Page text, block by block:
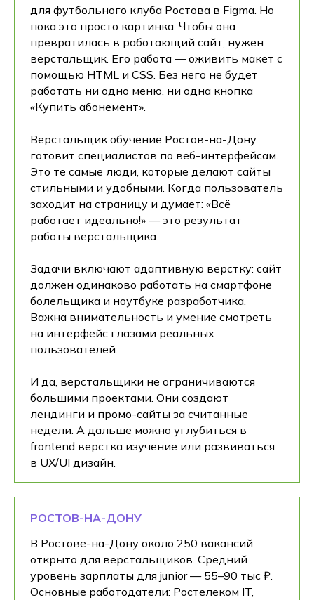
для футбольного клуба Ростова в Figma. Но
пока это просто картинка. Чтобы она
превратилась в работающий сайт, нужен
верстальщик. Его работа — оживить макет с
помощью HTML и CSS. Без него не будет
работать ни одно меню, ни одна кнопка
«Купить абонемент».
Верстальщик обучение Ростов-на-Дону
готовит специалистов по веб-интерфейсам.
Это те самые люди, которые делают сайты
стильными и удобными. Когда пользователь
заходит на страницу и думает: «Всё
работает идеально!» — это результат
работы верстальщика.
Задачи включают адаптивную верстку: сайт
должен одинаково работать на смартфоне
болельщика и ноутбуке разработчика.
Важна внимательность и умение смотреть
на интерфейс глазами реальных
пользователей.
И да, верстальщики не ограничиваются
большими проектами. Они создают
лендинги и промо-сайты за считанные
недели. А дальше можно углубиться в
frontend верстка изучение или развиваться
в UX/UI дизайн.
РОСТОВ-НА-ДОНУ
В Ростове-на-Дону около 250 вакансий
открыто для верстальщиков. Средний
уровень зарплаты для junior — 55–90 тыс ₽.
Основные работодатели: Ростелеком IT,